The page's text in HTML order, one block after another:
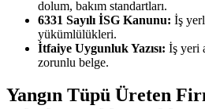
dolum, bakım standartları.
6331 Sayılı İSG Kanunu: İş
yükümlülükleri.
İtfaiye Uygunluk Yazısı: İş yeri
zorunlu belge.
Yangın Tüpü Üreten